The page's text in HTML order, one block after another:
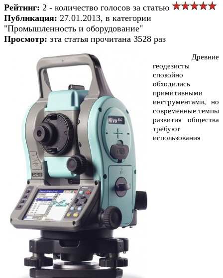
Рейтинг: 2 - количество голосов за статью
Публикация: 27.01.2013, в категории
"Промышленность и оборудование"
Просмотр: эта статья прочитана 3528 раз
Древние
геодезисты
спокойно
обходились
примитивными
инструментами, но
современные темпы
развития общества
требуют
использования